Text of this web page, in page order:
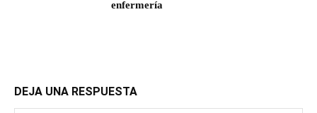
enfermería
DEJA UNA RESPUESTA